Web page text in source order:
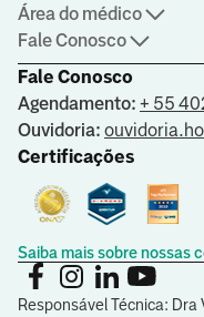
Fale Conosco
Agendamento: + 55
Ouvidoria:
Certificações
Saiba mais sobre nossas
Área do médico
Fale Conosco
Responsável Técnica: